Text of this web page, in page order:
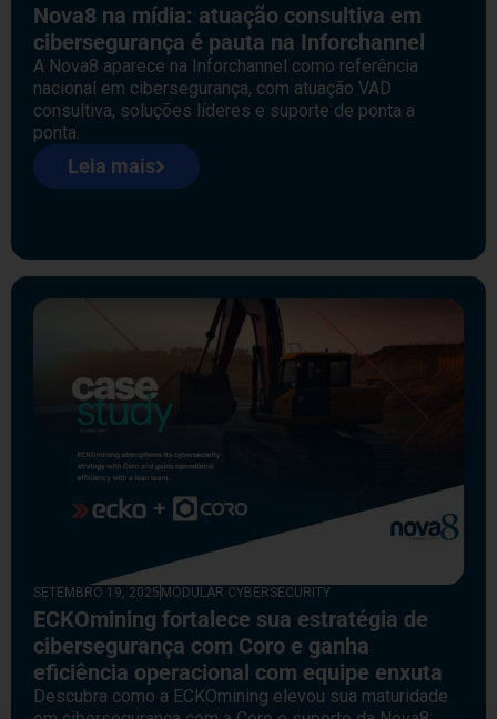
Nova8 na mídia: atuação consultiva em
cibersegurança é pauta na Inforchannel
A Nova8 aparece na Inforchannel como referência
nacional em cibersegurança, com atuação VAD
consultiva, soluções líderes e suporte de ponta a
ponta.
Leia mais
SETEMBRO 19, 2025 MODULAR CYBERSECURITY
ECKOmining fortalece sua estratégia de
cibersegurança com Coro e ganha
eficiência operacional com equipe enxuta
Descubra como a ECKOmining elevou sua maturidade